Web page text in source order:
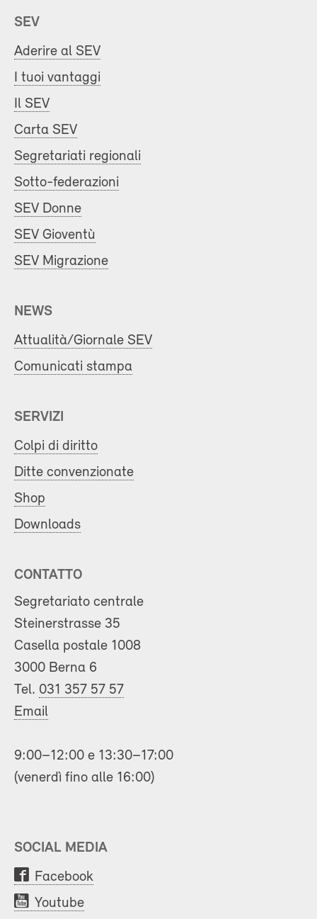
SEV
Aderire al SEV
I tuoi vantaggi
Il SEV
Carta SEV
Segretariati regionali
Sotto-federazioni
SEV Donne
SEV Gioventù
SEV Migrazione
NEWS
Attualità/Giornale SEV
Comunicati stampa
SERVIZI
Colpi di diritto
Ditte convenzionate
Shop
Downloads
CONTATTO
Segretariato centrale
Steinerstrasse 35
Casella postale 1008
3000 Berna 6
Tel. 031 357 57 57
Email
9:00–12:00 e 13:30–17:00
(venerdì fino alle 16:00)
SOCIAL MEDIA
Facebook
Youtube